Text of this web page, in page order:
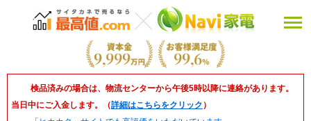
検品済みの場合は、物流センターから午後5時以降に連絡があります。
当日中にご入金します。（詳細はこちらをクリック ）